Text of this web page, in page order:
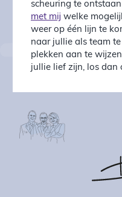
scheuring te
met mij welke
weer op één lijn te
naar jullie als team
plekken aan te
jullie lief zijn, los dan